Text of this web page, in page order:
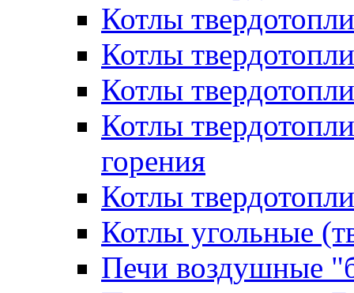
Котлы
Котлы
Котлы
Котлы
горения
Котлы
Котлы угольные
Печи воздушные